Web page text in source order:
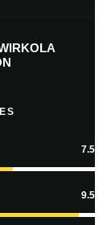
e-mail.
En savoir
7.5
9.5